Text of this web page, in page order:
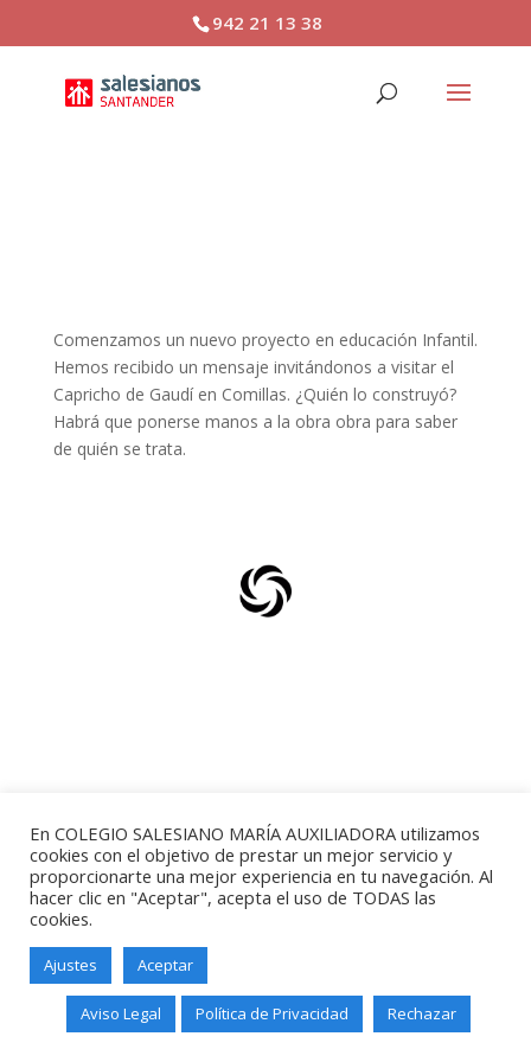
942 21 13 38
Comenzamos un nuevo proyecto en educación Infantil.
Hemos recibido un mensaje invitándonos a visitar el
Capricho de Gaudí en Comillas. ¿Quién lo construyó?
Habrá que ponerse manos a la obra obra para saber
de quién se trata.
Salesianos Santander - Paseo de
Altamira, 73 - 39006 - Santander -
Teléfono: 942211338
En COLEGIO SALESIANO MARÍA AUXILIADORA utilizamos
cookies con el objetivo de prestar un mejor servicio y
proporcionarte una mejor experiencia en tu navegación. Al
hacer clic en "Aceptar", acepta el uso de TODAS las
cookies.
Ajustes Aceptar
Aviso Legal Política de Privacidad Rechazar